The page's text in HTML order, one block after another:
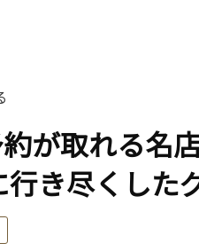
が取れる名
き尽くした